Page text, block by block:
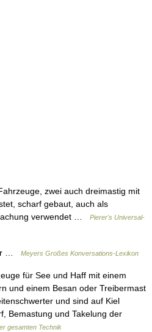
zwei auch dreimastig mit
scharf gebaut, auch als
verwendet …
Pierer's Universal-
… Meyers Großes Konversations-Lexikon
für See und Haff mit einem
und einem Besan oder Treibermast
und sind auf Kiel
Bemastung und Takelung der
gesamten Technik